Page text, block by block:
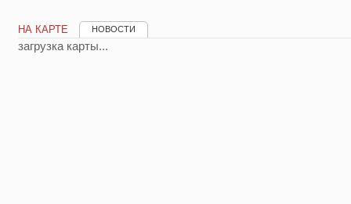
НА КАРТЕ НОВОСТИ
загрузка карты...